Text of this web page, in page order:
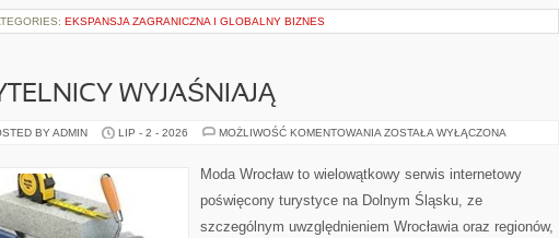
EKSPANSJA ZAGRANICZNA I GLOBALNY BIZNES
WYJAŚNIAJĄ
BY ADMIN LIP - 2 - 2026 MOŻLIWOŚĆ KOMENTOWANIA CZYTELNICY
ZOSTAŁA WYŁĄCZONA
Moda Wrocław to wielowątkowy serwis internetowy
poświęcony turystyce na Dolnym Śląsku, ze
szczególnym uwzględnieniem Wrocławia oraz regionów,